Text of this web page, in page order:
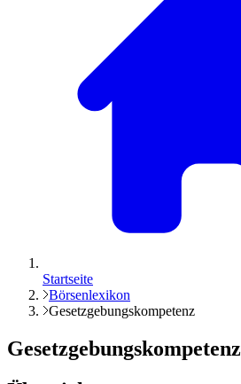
Startseite
Börsenlexikon
Gesetzgebungskompetenz
Gesetzgebungskompetenz